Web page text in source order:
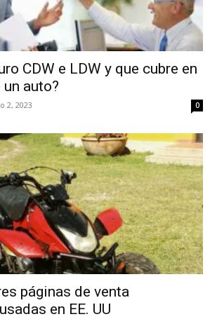
CDW e LDW y que cubre en
auto?
2, 2023 0
páginas de venta
en EE. UU